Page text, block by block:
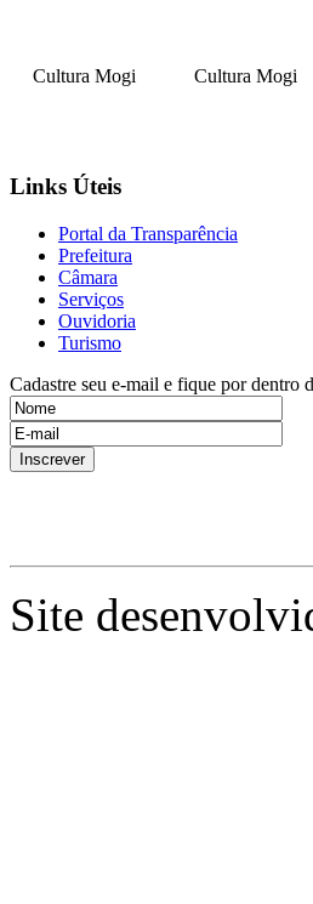
Cultura Mogi Cultura Mogi
Links Úteis
Portal da Transparência
Prefeitura
Câmara
Serviços
Ouvidoria
Turismo
Cadastre seu e-mail e fique por dentro
Site